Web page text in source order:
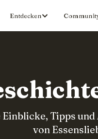
Entdecken
Tipps
von